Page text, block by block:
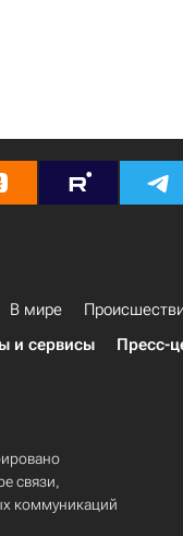
В мире
и сервисы Пресс-
связи,
коммуникаций